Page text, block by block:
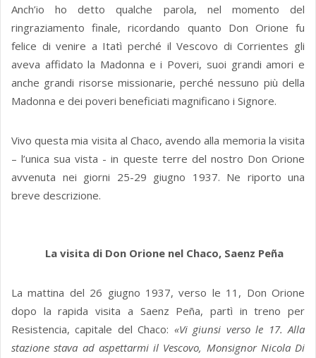
Anch’io ho detto qualche parola, nel momento del
ringraziamento finale, ricordando quanto Don Orione fu
felice di venire a Itatì perché il Vescovo di Corrientes gli
aveva affidato la Madonna e i Poveri, suoi grandi amori e
anche grandi risorse missionarie, perché nessuno più della
Madonna e dei poveri beneficiati magnificano i Signore.
Vivo questa mia visita al Chaco, avendo alla memoria la visita
– l’unica sua vista - in queste terre del nostro Don Orione
avvenuta nei giorni 25-29 giugno 1937. Ne riporto una
breve descrizione.
La visita di Don Orione nel Chaco, Saenz Peña
La mattina del 26 giugno 1937, verso le 11, Don Orione
dopo la rapida visita a Saenz Peña, partì in treno per
Resistencia, capitale del Chaco: «Vi giunsi verso le 17. Alla
stazione stava ad aspettarmi il Vescovo, Monsignor Nicola Di